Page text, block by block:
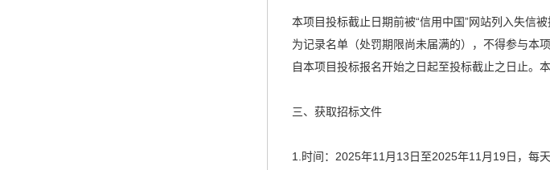
本项目投标截止日期前被“信用中国”网站列入失信
为记录名单（处罚期限尚未届满的），不得参与本
自本项目投标报名开始之日起至投标截止之日止。
三、获取招标文件
1.时间：2025年11月13日至2025年11月19日，每